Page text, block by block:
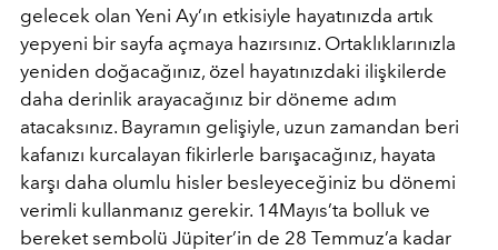
gelecek olan Yeni Ay’ın etkisiyle hayatınızda artık
yepyeni bir sayfa açmaya hazırsınız. Ortaklıklarınızla
yeniden doğacağınız, özel hayatınızdaki ilişkilerde
daha derinlik arayacağınız bir döneme adım
atacaksınız. Bayramın gelişiyle, uzun zamandan beri
kafanızı kurcalayan fikirlerle barışacağınız, hayata
karşı daha olumlu hisler besleyeceğiniz bu dönemi
verimli kullanmanız gerekir. 14Mayıs’ta bolluk ve
bereket sembolü Jüpiter’in de 28 Temmuz’a kadar